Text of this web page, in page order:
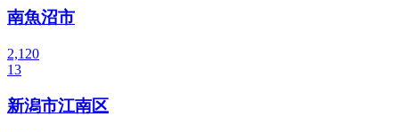
南魚沼市
2,120
13
新潟市江南区